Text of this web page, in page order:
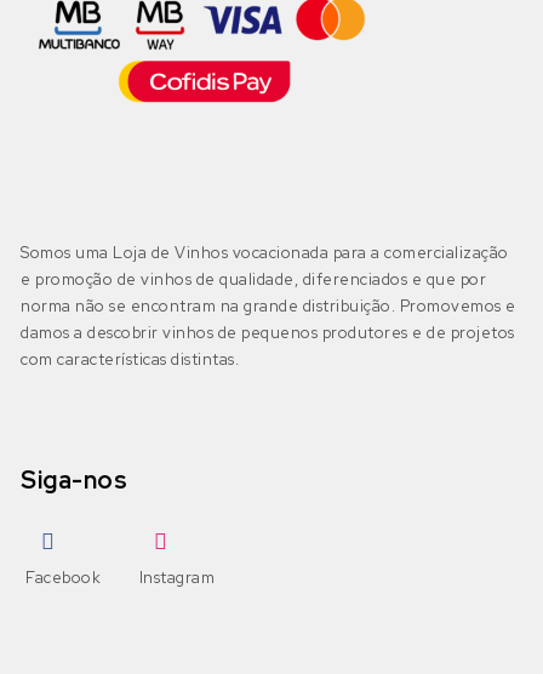
Somos uma Loja de Vinhos vocacionada para a comercialização
e promoção de vinhos de qualidade, diferenciados e que por
norma não se encontram na grande distribuição. Promovemos e
damos a descobrir vinhos de pequenos produtores e de projetos
com características distintas.
Siga-nos
Facebook Instagram